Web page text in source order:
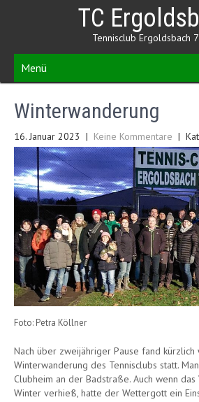
TC
Tennisclub Ergoldsbach
Menü
Winterwanderung
16. Januar 2023 | Keine Kommentare |
Foto: Petra Köllner
Nach über zweijähriger Pause fand
Winterwanderung des Tennisclubs statt.
Clubheim an der Badstraße. Auch wenn
Winter verhieß, hatte der Wettergott ein